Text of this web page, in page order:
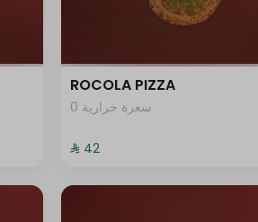
ROCOLA PIZZA
0 سعرة حرارية
⁨⁦‪‬ 42⁩